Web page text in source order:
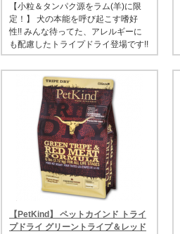
【小粒＆タンパク源をラム(羊)に限
定！】 犬の本能を呼び起こす嗜好
性!! みんな待ってた、アレルギーに
も配慮したトライプドライ登場です!!
【PetKind】 ペットカインド トライ
プドライ グリーントライプ＆レッド